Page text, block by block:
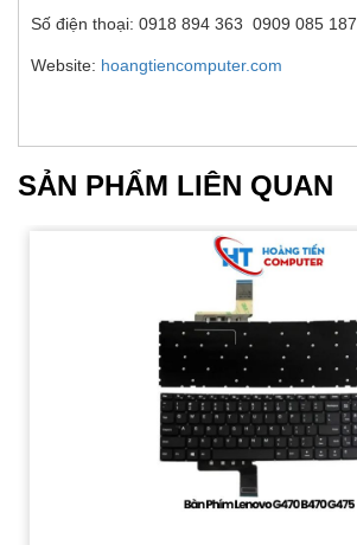
Số điện thoại: 0918 894 363 0909 085 187
Website: hoangtiencomputer.com
SẢN PHẨM LIÊN QUAN